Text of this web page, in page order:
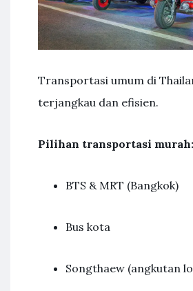
Transportasi umum di
terjangkau dan efisien.
Pilihan transportasi murah:
BTS & MRT (Bangkok)
Bus kota
Songthaew (angkutan